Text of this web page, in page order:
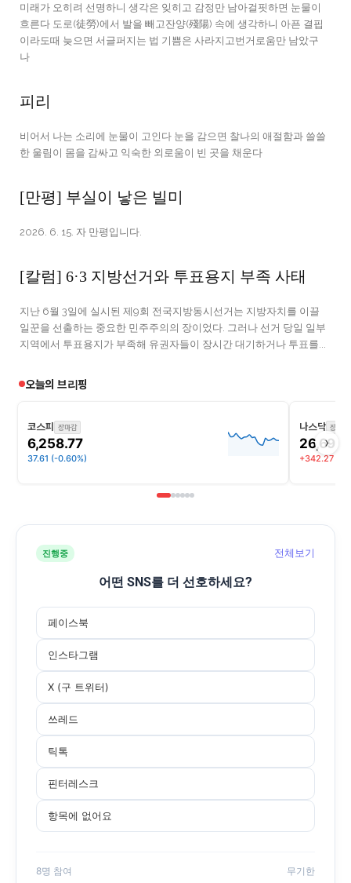
미래가 오히려 선명하니 생각은 잊히고 감정만 남아걸핏하면 눈물이
흐른다 도로(徒勞)에서 발을 빼고잔양(殘陽) 속에 생각하니 아픈 결핍
이라도때 늦으면 서글퍼지는 법 기쁨은 사라지고번거로움만 남았구
나
피리
비어서 나는 소리에 눈물이 고인다 눈을 감으면 찰나의 애절함과 쓸쓸
한 울림이 몸을 감싸고 익숙한 외로움이 빈 곳을 채운다
[만평] 부실이 낳은 빌미
2026. 6. 15. 자 만평입니다.
[칼럼] 6·3 지방선거와 투표용지 부족 사태
지난 6월 3일에 실시된 제9회 전국지방동시선거는 지방자치를 이끌
일꾼을 선출하는 중요한 민주주의의 장이었다. 그러나 선거 당일 일부
지역에서 투표용지가 부족해 유권자들이 장시간 대기하거나 투표를...
오늘의 브리핑
코스피 장마감
6,258.77
37.61 (-0.60%)
나스닥 장마감
+342.27
›
진행중 전체보기
어떤 SNS를 더 선호하세요?
페이스북
인스타그램
X (구 트위터)
쓰레드
틱톡
핀터레스크
항목에 없어요
8명 참여 무기한